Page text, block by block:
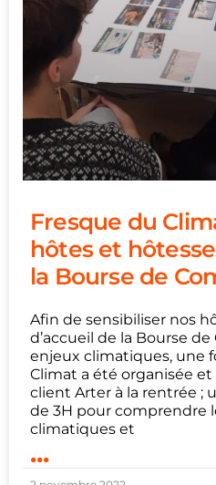
Fresque du
hôtes et
la Bourse de
Afin de sensibiliser nos
d’accueil de la Bourse
enjeux climatiques, une
Climat a été organisée
client Arter à la rentrée ;
de 3H pour comprendre
climatiques et
...